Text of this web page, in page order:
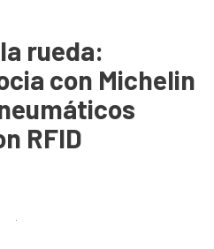
rueda:
con Michelin
RFID